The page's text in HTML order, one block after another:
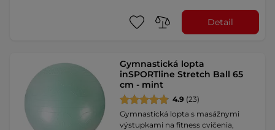
Detail
Gymnastická lopta
inSPORTline Stretch Ball 65
cm - mint
4.9 (23)
Gymnastická lopta s masážnymi
výstupkami na fitness cvičenia,